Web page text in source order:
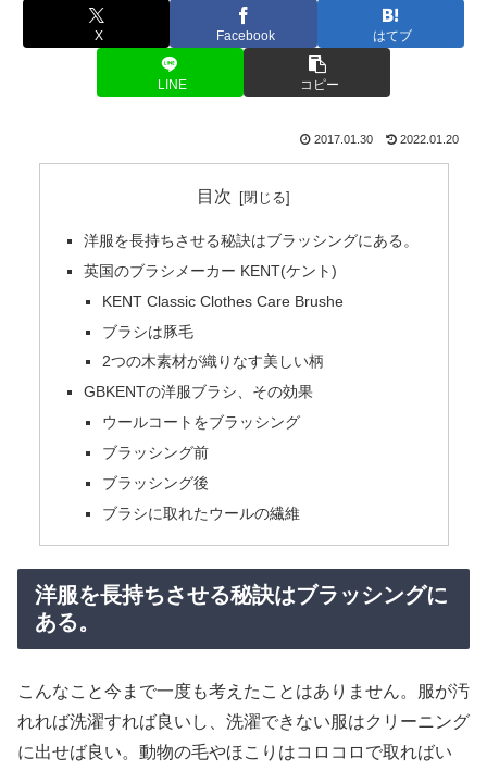
X Facebook はてブ
LINE コピー
2017.01.30 2022.01.20
目次
洋服を長持ちさせる秘訣はブラッシングにある。
英国のブラシメーカー KENT(ケント)
KENT Classic Clothes Care Brushe
ブラシは豚毛
2つの木素材が織りなす美しい柄
GBKENTの洋服ブラシ、その効果
ウールコートをブラッシング
ブラッシング前
ブラッシング後
ブラシに取れたウールの繊維
洋服を長持ちさせる秘訣はブラッシングに
ある。
こんなこと今まで一度も考えたことはありません。服が汚
れれば洗濯すれば良いし、洗濯できない服はクリーニング
に出せば良い。動物の毛やほこりはコロコロで取ればい